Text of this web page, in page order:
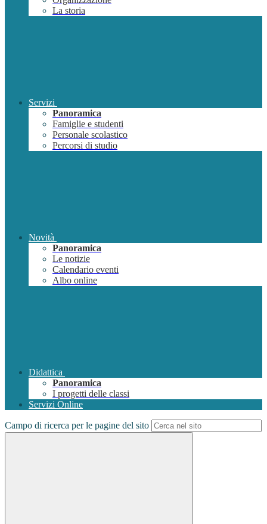
La storia
Servizi
Panoramica
Famiglie e studenti
Personale scolastico
Percorsi di studio
Novità
Panoramica
Le notizie
Calendario eventi
Albo online
Didattica
Panoramica
I progetti delle classi
Servizi Online
Campo di ricerca per le pagine del sito